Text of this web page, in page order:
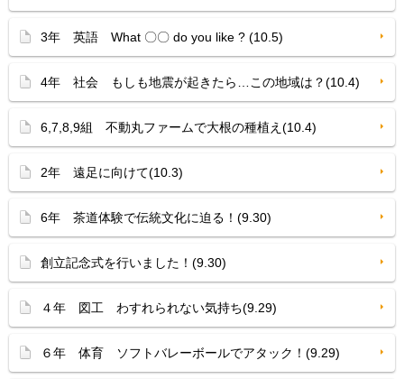
3年 英語 What 〇〇 do you like ? (10.5)
4年 社会 もしも地震が起きたら…この地域は？(10.4)
6,7,8,9組 不動丸ファームで大根の種植え(10.4)
2年 遠足に向けて(10.3)
6年 茶道体験で伝統文化に迫る！(9.30)
創立記念式を行いました！(9.30)
４年 図工 わすれられない気持ち(9.29)
６年 体育 ソフトバレーボールでアタック！(9.29)